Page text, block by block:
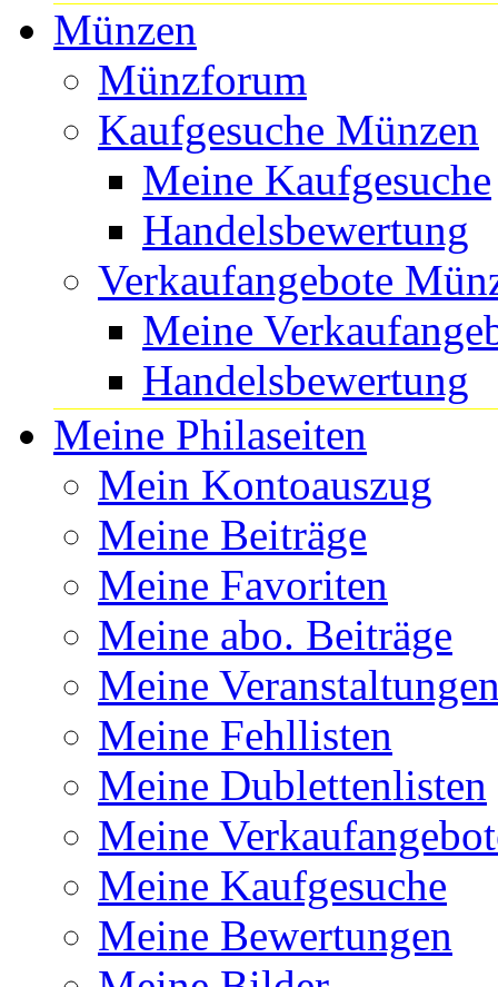
Münzen
Münzforum
Kaufgesuche Münzen
Meine Kaufgesuche
Handelsbewertung
Verkaufangebote
Meine
Handelsbewertung
Meine Philaseiten
Mein Kontoauszug
Meine Beiträge
Meine Favoriten
Meine abo. Beiträge
Meine
Meine Fehllisten
Meine Dublettenlisten
Meine
Meine Kaufgesuche
Meine Bewertungen